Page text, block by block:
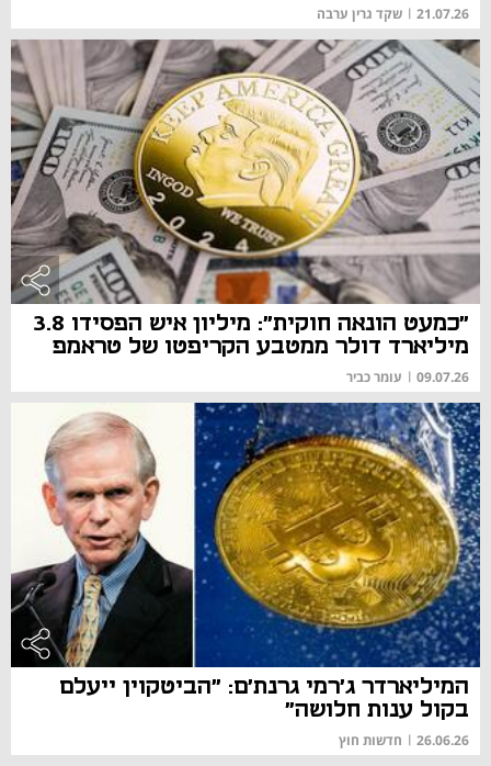
21.07.26
| שקד גרין ערבה
"כמעט הונאה חוקית": מיליון איש הפסידו 3.8
מיליארד דולר ממטבע הקריפטו של טראמפ
09.07.26
| עומר כביר
המיליארדר ג'רמי גרנת'ם: "הביטקוין ייעלם
בקול ענות חלושה"
26.06.26
| חדשות חוץ